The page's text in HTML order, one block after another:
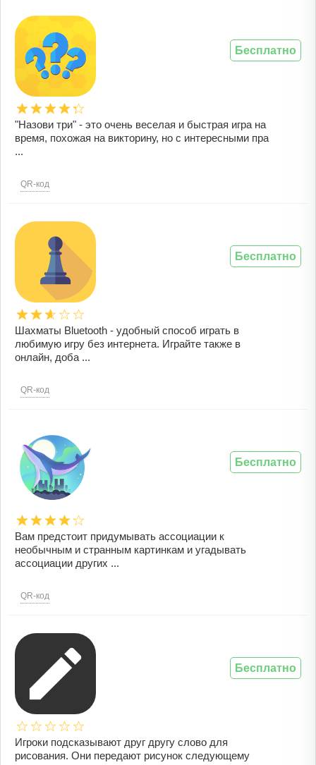
"Назови три" - это очень веселая и быстрая игра на
время, похожая на викторину, но с интересными пра
...
QR-код
Бесплатно
Шахматы Bluetooth - удобный способ играть в
любимую игру без интернета. Играйте также в
онлайн, доба ...
QR-код
Бесплатно
Вам предстоит придумывать ассоциации к
необычным и странным картинкам и угадывать
ассоциации других ...
QR-код
Бесплатно
Игроки подсказывают друг другу слово для
рисования. Они передают рисунок следующему
Бесплатно